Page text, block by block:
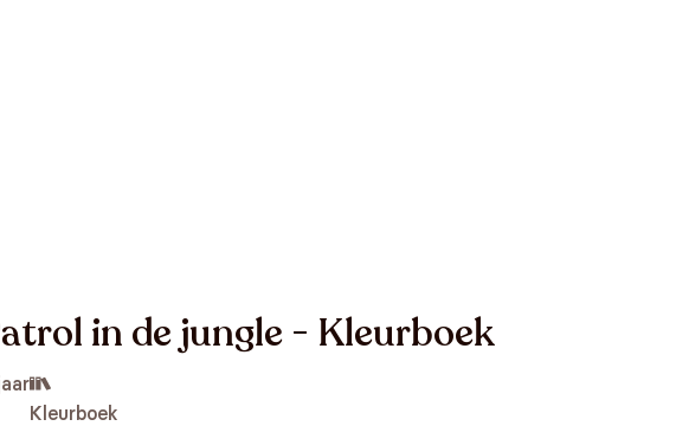
in de jungle - Kleurboek
Kleurboek